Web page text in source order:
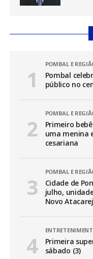
POMBAL E
Pombal
público no
POMBAL E
Primeiro
uma menina
cesariana
POMBAL E
Cidade de
julho,
Novo
Primeira
sábado (3)